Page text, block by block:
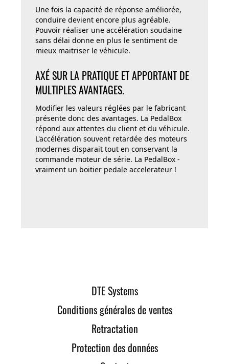
Une fois la capacité de réponse améliorée,
conduire devient encore plus agréable.
Pouvoir réaliser une accélération soudaine
sans délai donne en plus le sentiment de
mieux maitriser le véhicule.
AXÉ SUR LA PRATIQUE ET APPORTANT DE
MULTIPLES AVANTAGES.
Modifier les valeurs réglées par le fabricant
présente donc des avantages. La PedalBox
répond aux attentes du client et du véhicule.
L'accélération souvent retardée des moteurs
modernes disparait tout en conservant la
commande moteur de série. La PedalBox -
vraiment un boitier pedale accelerateur !
DTE Systems
Conditions générales de ventes
Retractation
Protection des données